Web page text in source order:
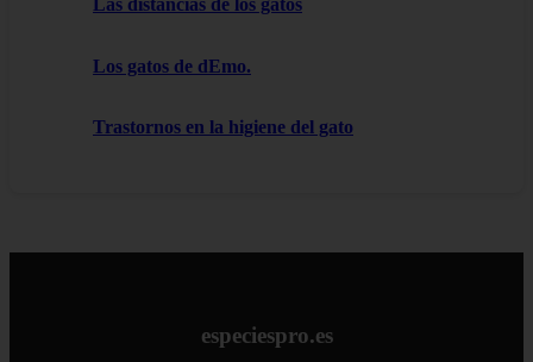
Las distancias de los gatos
Los gatos de dEmo.
Trastornos en la higiene del gato
especiespro.es